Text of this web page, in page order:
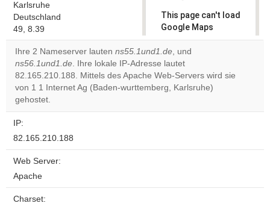
Karlsruhe
Deutschland
49, 8.39
This page can't load
Google Maps
correctly.
Do you
own this
website?
OK
Ihre 2 Nameserver lauten ns55.1und1.de, und
ns56.1und1.de. Ihre lokale IP-Adresse lautet
82.165.210.188. Mittels des Apache Web-Servers wird sie
von 1 1 Internet Ag (Baden-wurttemberg, Karlsruhe)
gehostet.
IP:
82.165.210.188
Web Server:
Apache
Charset: